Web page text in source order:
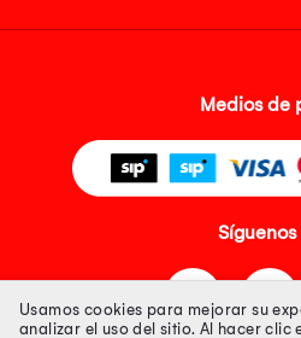
Medios de
Síguenos
Usamos cookies para mejorar su
analizar el uso del sitio. Al hacer clic